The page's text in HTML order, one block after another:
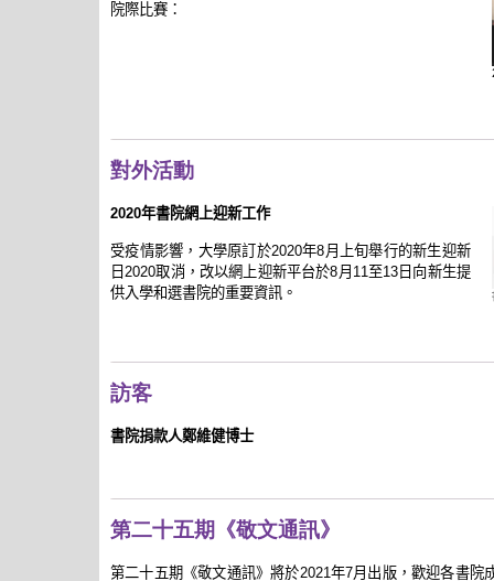
院際比賽：
對外活動
2020年書院網上迎新工作
受疫情影響，大學原訂於2020年8月上旬舉行的新生迎新
日2020取消，改以網上迎新平台於8月11至13日向新生提
供入學和選書院的重要資訊。
訪客
書院捐款人鄭維健博士
第二十五期《敬文通訊》
第二十五期《敬文通訊》將於2021年7月出版，歡迎各書院